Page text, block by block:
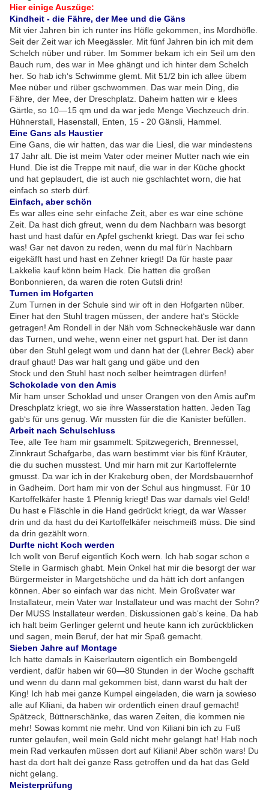
Hier einige Auszüge:
Kindheit - die Fähre, der Mee und die Gäns
Mit vier Jahren bin ich runter ins Höfle gekommen, ins Mordhöfle.
Seit der Zeit war ich Meegässler. Mit fünf Jahren bin ich mit dem
Schelch nüber und rüber. Im Sommer bekam ich ein Seil um den
Bauch rum, des war in Mee ghängt und ich hinter dem Schelch
her. So hab ich‘s Schwimme glemt. Mit 51/2 bin ich allee übem
Mee nüber und rüber gschwommen. Das war mein Ding, die
Fähre, der Mee, der Dreschplatz. Daheim hatten wir e klees
Gärtle, so 10—15 qm und da war jede Menge Viechzeuch drin.
Hühnerstall, Hasenstall, Enten, 15 - 20 Gänsli, Hammel.
Eine Gans als Haustier
Eine Gans, die wir hatten, das war die Liesl, die war mindestens
17 Jahr alt. Die ist meim Vater oder meiner Mutter nach wie ein
Hund. Die ist die Treppe mit nauf, die war in der Küche ghockt
und hat geplaudert, die ist auch nie gschlachtet worn, die hat
einfach so sterb dürf.
Einfach, aber schön
Es war alles eine sehr einfache Zeit, aber es war eine schöne
Zeit. Da hast dich gfreut, wenn du dem Nachbarn was besorgt
hast und hast dafür en Apfel gschenkt kriegt. Das war fei scho
was! Gar net davon zu reden, wenn du mal für‘n Nachbarn
eigekäfft hast und hast en Zehner kriegt! Da für haste paar
Lakkelie kauf könn beim Hack. Die hatten die großen
Bonbonnieren, da waren die roten Gutsli drin!
Turnen im Hofgarten
Zum Turnen in der Schule sind wir oft in den Hofgarten nüber.
Einer hat den Stuhl tragen müssen, der andere hat‘s Stöckle
getragen! Am Rondell in der Näh vom Schneckehäusle war dann
das Turnen, und wehe, wenn einer net gspurt hat. Der ist dann
über den Stuhl gelegt wom und dann hat der (Lehrer Beck) aber
drauf ghaut! Das war halt gang und gäbe und den
Stock und den Stuhl hast noch selber heimtragen dürfen!
Schokolade von den Amis
Mir ham unser Schoklad und unser Orangen von den Amis auf‘m
Dreschplatz kriegt, wo sie ihre Wasserstation hatten. Jeden Tag
gab‘s für uns genug. Wir mussten für die die Kanister befüllen.
Arbeit nach Schulschluss
Tee, alle Tee ham mir gsammelt: Spitzwegerich, Brennessel,
Zinnkraut Schafgarbe, das warn bestimmt vier bis fünf Kräuter,
die du suchen musstest. Und mir harn mit zur Kartoffelernte
gmusst. Da war ich in der Krakeburg oben, der Mordsbauernhof
in Gadheim. Dort ham mir von der Schul aus hingmusst. Für 10
Kartoffelkäfer haste 1 Pfennig kriegt! Das war damals viel Geld!
Du hast e Fläschle in die Hand gedrückt kriegt, da war Wasser
drin und da hast du dei Kartoffelkäfer neischmeiß müss. Die sind
da drin gezählt worn.
Durfte nicht Koch werden
Ich wollt von Beruf eigentlich Koch wern. Ich hab sogar schon e
Stelle in Garmisch ghabt. Mein Onkel hat mir die besorgt der war
Bürgermeister in Margetshöche und da hätt ich dort anfangen
können. Aber so einfach war das nicht. Mein Großvater war
Installateur, mein Vater war Installateur und was macht der Sohn?
Der MUSS Installateur werden. Diskussionen gab‘s keine. Da hab
ich halt beim Gerlinger gelernt und heute kann ich zurückblicken
und sagen, mein Beruf, der hat mir Spaß gemacht.
Sieben Jahre auf Montage
Ich hatte damals in Kaiserlautern eigentlich ein Bombengeld
verdient, dafür haben wir 60—80 Stunden in der Woche gschafft
und wenn du dann mal gekommen bist, dann warst du halt der
King! Ich hab mei ganze Kumpel eingeladen, die warn ja sowieso
alle auf Kiliani, da haben wir ordentlich einen drauf gemacht!
Spätzeck, Büttnerschänke, das waren Zeiten, die kommen nie
mehr! Sowas kommt nie mehr. Und von Kiliani bin ich zu Fuß
runter gelaufen, weil mein Geld nicht mehr gelangt hat! Hab noch
mein Rad verkaufen müssen dort auf Kiliani! Aber schön wars! Du
hast da dort halt dei ganze Rass getroffen und da hat das Geld
nicht gelang.
Meisterprüfung